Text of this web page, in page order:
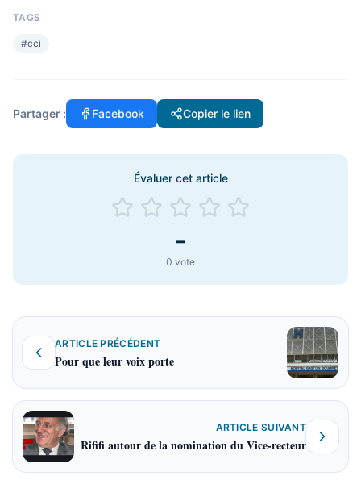
TAGS
#cci
Partager : Facebook Copier le lien
Évaluer cet article
–
0 vote
ARTICLE PRÉCÉDENT
Pour que leur voix porte
ARTICLE SUIVANT
Rififi autour de la nomination du Vice-recteur